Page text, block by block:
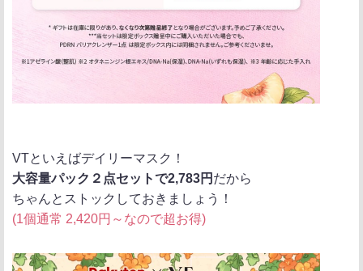
VTといえばデイリーマスク！
大容量パック２点セットで2,783円 だから
ちゃんとストックしておきましょう！
(1個通常 2,420円～なので超お得)